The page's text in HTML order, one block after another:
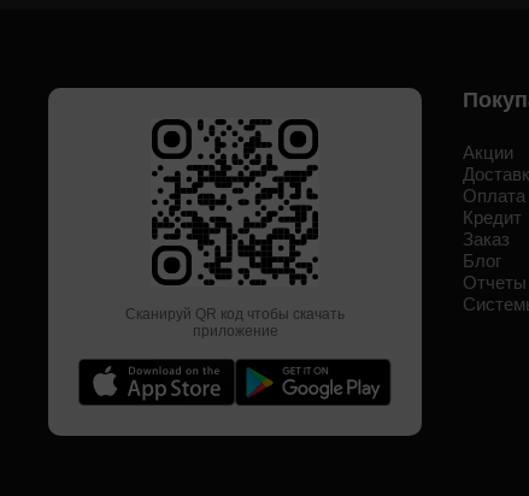
Сканируй QR код чтобы скачать
приложение
Акции
Оплата
Кредит
Заказ
Блог
Отчеты